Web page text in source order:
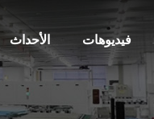
الأحداث فيديوهات